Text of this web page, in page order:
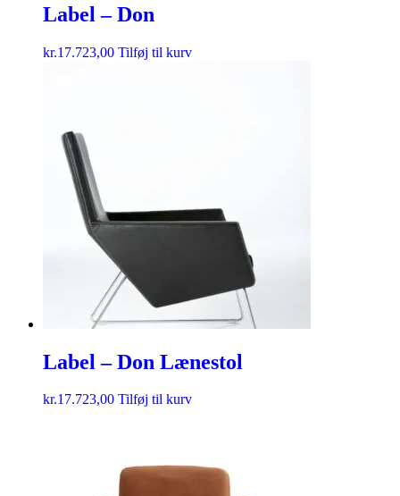
Label – Don
kr.17.723,00 Tilføj til kurv
Label – Don Lænestol
kr.17.723,00 Tilføj til kurv